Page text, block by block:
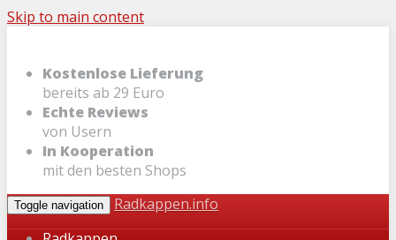
Skip to main content
Kostenlose Lieferung
bereits ab 29 Euro
Echte Reviews
von Usern
In Kooperation
mit den besten Shops
Toggle navigation
Radkappen.info